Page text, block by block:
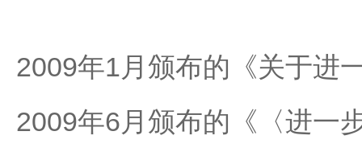
2009年1月颁布的《关于进
2009年6月颁布的《〈进一